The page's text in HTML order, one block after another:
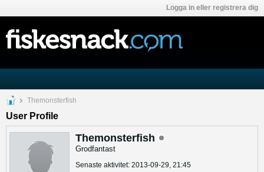
Logga in eller registrera dig
Themonsterfish
User Profile
Themonsterfish
Grodfantast
Senaste aktivitet: 2013-09-29, 21:45